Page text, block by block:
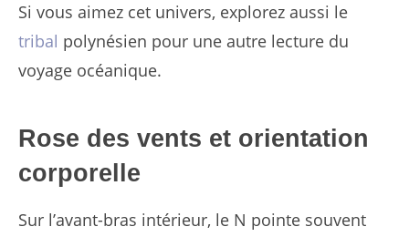
Si vous aimez cet univers, explorez aussi le
tribal polynésien pour une autre lecture du
voyage océanique.
Rose des vents et orientation
corporelle
Sur l’avant-bras intérieur, le N pointe souvent